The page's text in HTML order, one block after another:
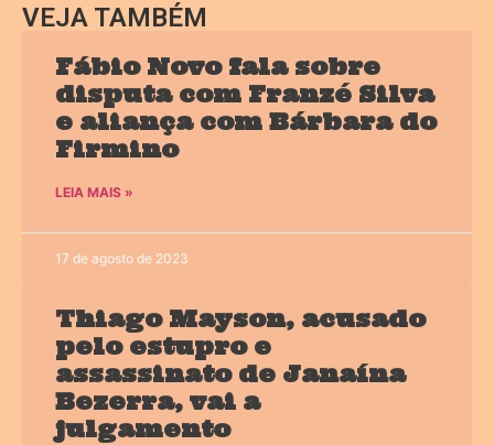
VEJA TAMBÉM
Fábio Novo fala sobre
disputa com Franzé Silva
e aliança com Bárbara do
Firmino
LEIA MAIS »
17 de agosto de 2023
Thiago Mayson, acusado
pelo estupro e
assassinato de Janaína
Bezerra, vai a
julgamento